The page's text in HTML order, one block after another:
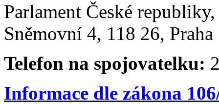
Parlament České
Sněmovní 4, 118 26,
Telefon na spojovatelku:
Informace dle zákona